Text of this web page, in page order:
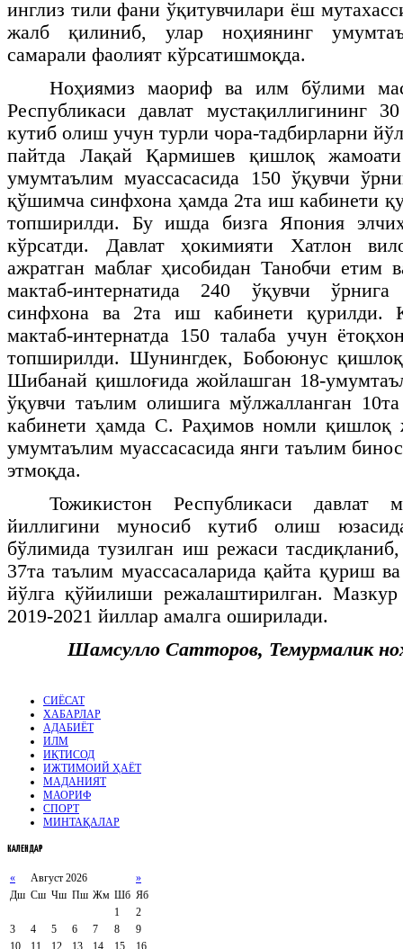
инглиз тили фани ўқитувчилари ёш
жалб қилиниб, улар ноҳиянинг
самарали фаолият кўрсатишмоқда.
Ноҳиямиз маориф ва илм бўлими
Республикаси давлат мустақиллигининг
кутиб олиш учун турли чора-тадбирларни
пайтда Лақай Қармишев қишлоқ жамоати
умумтаълим муассасасида 150 ўқувчи
қўшимча синфхона ҳамда 2та иш кабинети
топширилди. Бу ишда бизга Япония
кўрсатди. Давлат ҳокимияти Хатлон
ажратган маблағ ҳисобидан Танобчи етим
мактаб-интернатида 240 ўқувчи
синфхона ва 2та иш кабинети қурилди.
мактаб-интернатда 150 талаба учун
топширилди. Шунингдек, Бобоюнус
Шибанай қишлоғида жойлашган 18-
ўқувчи таълим олишига мўлжалланган
кабинети ҳамда С. Раҳимов номли қишлоқ
умумтаълим муассасасида янги таълим
этмоқда.
Тожикистон Республикаси давлат
йиллигини муносиб кутиб олиш
бўлимида тузилган иш режаси
37та таълим муассасаларида қайта қуриш
йўлга қўйилиши режалаштирилган.
2019-2021 йиллар амалга оширилади.
Шамсулло Сатторов, Темурмалик
СИЁСАТ
ХАБАРЛАР
АДАБИЁТ
ИЛМ
ИҚТИСОД
ИЖТИМОИЙ ҲАЁТ
МАДАНИЯТ
МАОРИФ
СПОРТ
МИНТАҚАЛАР
КАЛЕНДАР
« Август 2026
»
Дш Сш Чш Пш Жм Шб Яб
1
2
3
4 5 6 7 8
9
10
11 12 13 14 15 16